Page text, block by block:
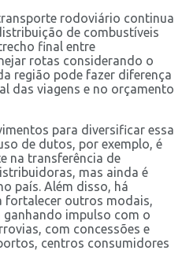
rodoviário continua
de combustíveis
final entre
rotas considerando o
região pode fazer diferença
das viagens e no orçamento
para diversificar essa
de dutos, por exemplo, é
na transferência de
mas ainda é
país. Além disso, há
fortalecer outros modais,
ganhando impulso com o
com concessões e
centros consumidores